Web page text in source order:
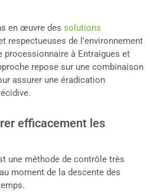
en œuvre des solutions
respectueuses de l’environnement
à Entraigues et
repose sur une combinaison
assurer une éradication
efficacement les
une méthode de contrôle très
moment de la descente des